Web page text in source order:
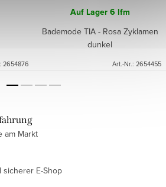
2654876
Auf Lager6 lfm
Bademode TIA - Rosa Zyklamen
dunkel
Art.-Nr.: 2654455
am Markt
E-Shop